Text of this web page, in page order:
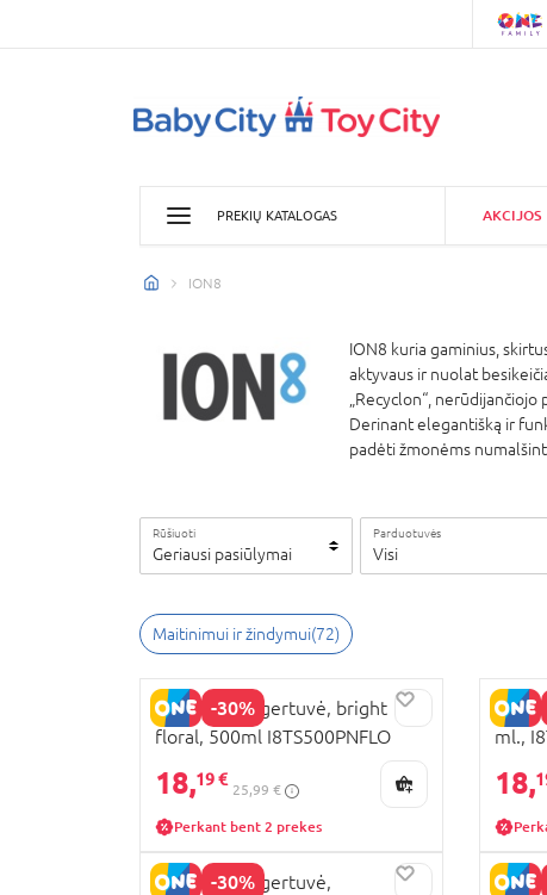
PREKIŲ KATALOGAS AKCIJOS
ION8
ION8 kuria gaminius,
aktyvaus ir nuolat
„Recyclon“,
Derinant elegantišką ir
padėti žmonėms
Rūšiuoti
Geriausi pasiūlymai
Parduotuvės
Visi
Maitinimui ir žindymui(72)
-30%
ION8 termo gertuvė, bright
floral, 500ml I8TS500PNFLO
18,19 €
25,99 €
Perkant bent 2 prekes
ION8
ml.,
18,
-30%
ION8 termo gertuvė,
ION8